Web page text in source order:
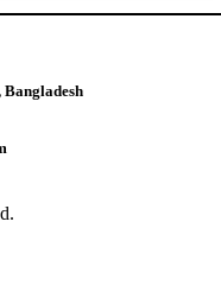
নিহত ১৫ হাজার ৭১২
অগ্রগতির বাধা: অর্থ
ব্যয় করা হবে: মির্জা ফখরুল